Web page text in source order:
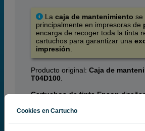
La caja de mantenimiento se
principalmente en impresoras de
encarga de recoger toda la tinta
cartuchos para garantizar una
impresión
Producto original: Caja de
T04D100
Cartuchos de tinta Epson
Epson le garantizan la mejor
Cookies en Cartucho